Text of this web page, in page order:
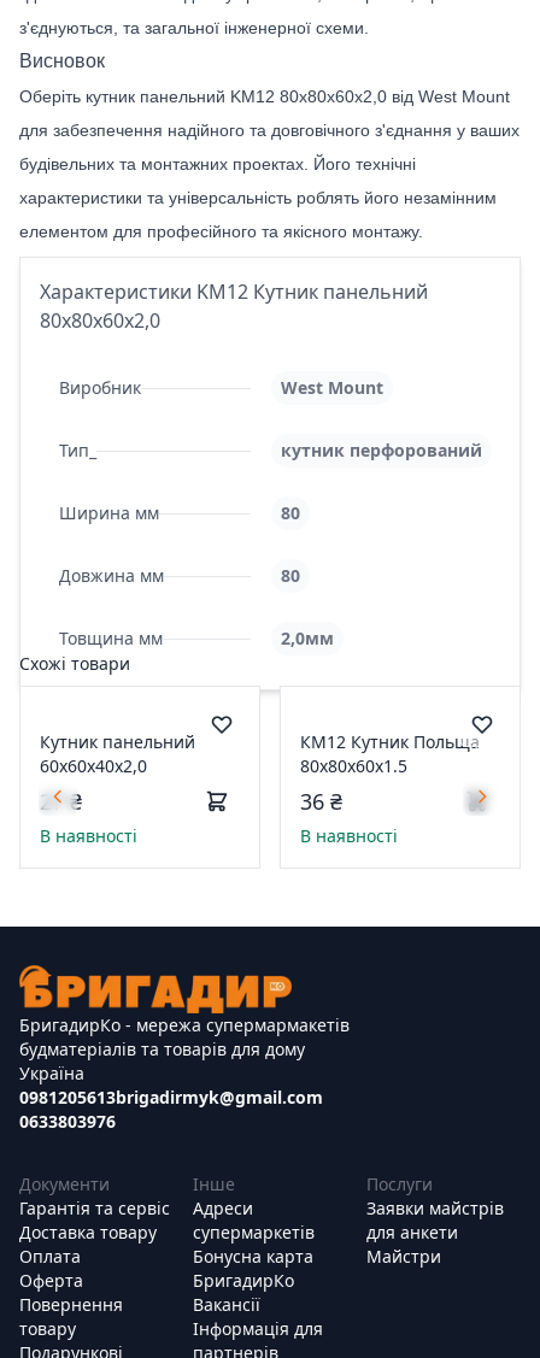
з'єднуються, та загальної інженерної схеми.
Висновок
Оберіть кутник панельний KM12 80х80х60х2,0 від West Mount
для забезпечення надійного та довговічного з'єднання у ваших
будівельних та монтажних проектах. Його технічні
характеристики та універсальність роблять його незамінним
елементом для професійного та якісного монтажу.
Характеристики KM12 Кутник панельний
80х80х60х2,0
Виробник West Mount
Тип_ кутник перфорований
Ширина мм 80
Довжина мм 80
Товщина мм
2,0мм
Схожі товари
Кутник панельний
60х60х40х2,0
27 ₴
В наявності
КМ12 Кутник Польща
80х80х60х1.5
36 ₴
В наявності
БригадирКо - мережа супермармакетів
будматеріалів та товарів для дому
Україна
0981205613
0633803976
brigadirmyk@gmail.com
Документи
Гарантія та сервіс
Доставка товару
Оплата
Оферта
Повернення
товару
Подарункові
Інше
Адреси
супермаркетів
Бонусна карта
БригадирКо
Вакансії
Інформація для
партнерів
Послуги
Заявки майстрів
для анкети
Майстри